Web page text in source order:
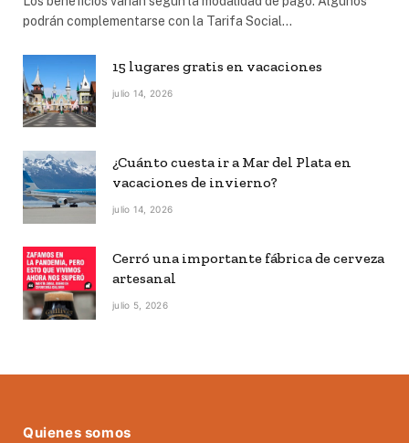
podrán complementarse con la Tarifa Social…
15 lugares gratis en vacaciones
julio 14, 2026
¿Cuánto cuesta ir a Mar del Plata en
vacaciones de invierno?
julio 14, 2026
Cerró una importante fábrica de cerveza
artesanal
julio 5, 2026
Quienes somos